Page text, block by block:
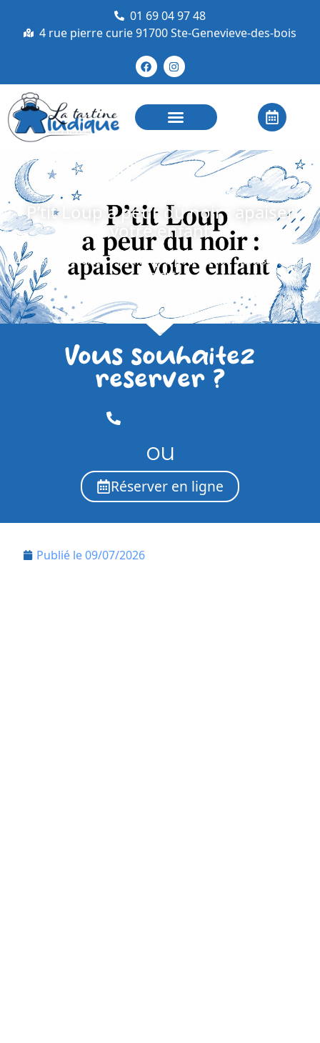
01 69 04 97 48
4 rue pierre curie 91700 Ste-Genevieve-des-bois
P’tit Loup a peur du noir : apaiser
votre enfant
Accueil Actualités»P’tit Loup a peur du noir : apaiser votre
enfant
Vous souhaitez
reserver ?
01.69.04.97.48
ou
Réserver en ligne
Publié le09/07/2026